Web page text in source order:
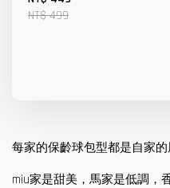
NT$ 499
每家的保齡球包型都是自家的
miu家是甜美，馬家是低調，